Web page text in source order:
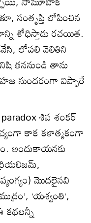
సంతృప్తి లోపించిన
శోధిస్తాడు రచయిత.
లోపలి వెలితిని
తననుండి తాను
సుందరంగా విప్పారే
శివ శంకర్‌
కాక కళాత్మకంగా
అందుకాయనకు
మొదలైనవి
‘యశ్వంతి’,
కథలన్నీ